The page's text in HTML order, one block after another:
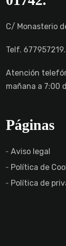
C/ Monasterio
Telf. 677957219.
Atención
mañana a 7:00
Páginas
Aviso legal
Política de
Política de